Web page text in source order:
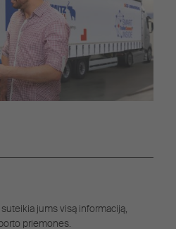
jums visą informaciją,
priemones.